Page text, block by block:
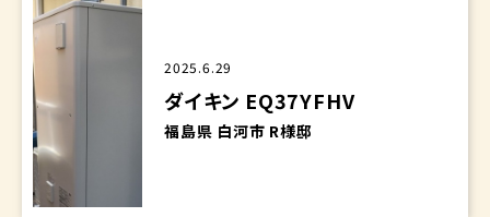
2025.6.29
ダイキン EQ37YFHV
福島県 白河市 R様邸